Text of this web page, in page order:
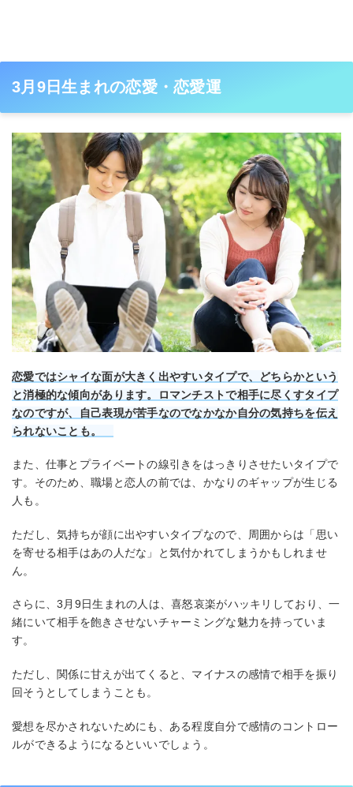
3月9日生まれの恋愛・恋愛運
恋愛ではシャイな面が大きく出やすいタイプで、どちらかという
と消極的な傾向があります。ロマンチストで相手に尽くすタイプ
なのですが、自己表現が苦手なのでなかなか自分の気持ちを伝え
られないことも。
また、仕事とプライベートの線引きをはっきりさせたいタイプで
す。そのため、職場と恋人の前では、かなりのギャップが生じる
人も。
ただし、気持ちが顔に出やすいタイプなので、周囲からは「思い
を寄せる相手はあの人だな」と気付かれてしまうかもしれませ
ん。
さらに、3月9日生まれの人は、喜怒哀楽がハッキリしており、一
緒にいて相手を飽きさせないチャーミングな魅力を持っていま
す。
ただし、関係に甘えが出てくると、マイナスの感情で相手を振り
回そうとしてしまうことも。
愛想を尽かされないためにも、ある程度自分で感情のコントロー
ルができるようになるといいでしょう。